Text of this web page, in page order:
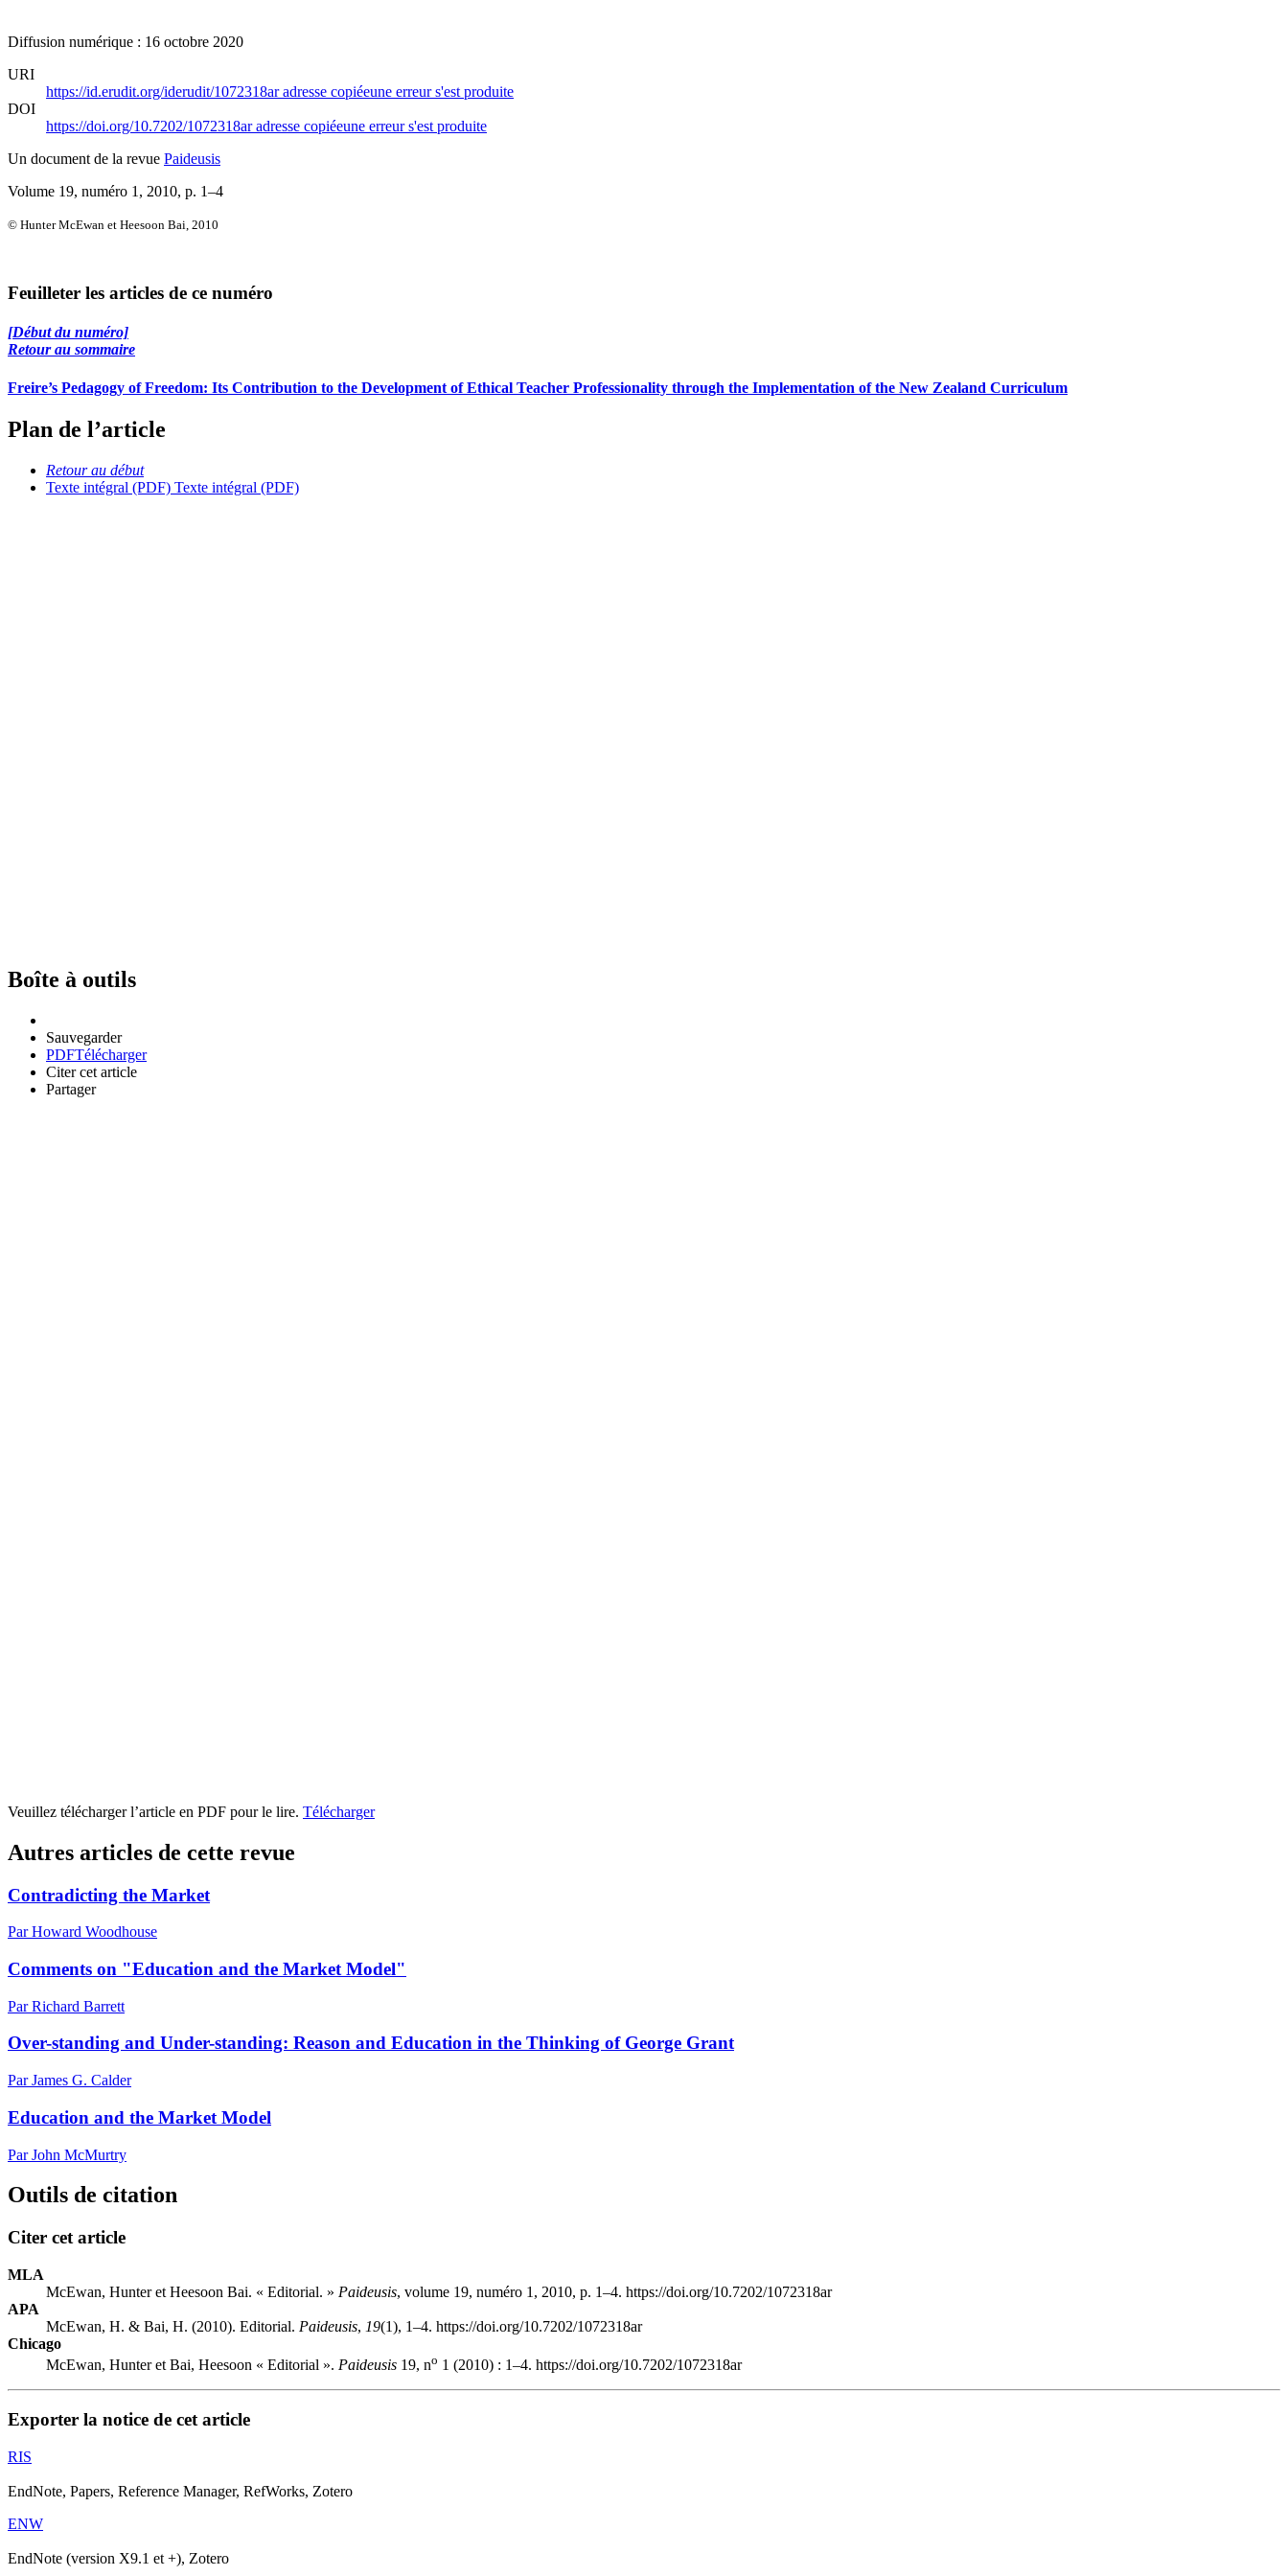
Diffusion numérique : 16 octobre 2020
URI
https://id.erudit.org/iderudit/1072318aradresse copiéeune erreur s'est produite
DOI
https://doi.org/10.7202/1072318aradresse copiéeune erreur s'est produite
Un document de la revue Paideusis
Volume 19, numéro 1, 2010, p. 1–4
© Hunter McEwan et Heesoon Bai, 2010
Feuilleter les articles de ce numéro
[Début du numéro]
Retour au sommaire
Freire’s Pedagogy of Freedom: Its Contribution to the Development of Ethical Teacher Professionality through the Implementation of the New Zealand Curriculum
Plan de l’article
Retour au début
Texte intégral (PDF) Texte intégral (PDF)
Boîte à outils
Sauvegarder
PDFTélécharger
Citer cet article
Partager
Veuillez télécharger l’article en PDF pour le lire. Télécharger
Autres articles de cette revue
Contradicting the Market
Par Howard Woodhouse
Comments on "Education and the Market Model"
Par Richard Barrett
Over-standing and Under-standing: Reason and Education in the Thinking of George Grant
Par James G. Calder
Education and the Market Model
Par John McMurtry
Outils de citation
Citer cet article
MLA
McEwan, Hunter et Heesoon Bai. « Editorial. » Paideusis, volume 19, numéro 1, 2010, p. 1–4. https://doi.org/10.7202/1072318ar
APA
McEwan, H. & Bai, H. (2010). Editorial. Paideusis, 19(1), 1–4. https://doi.org/10.7202/1072318ar
Chicago
McEwan, Hunter et Bai, Heesoon « Editorial ». Paideusis 19, no 1 (2010) : 1–4. https://doi.org/10.7202/1072318ar
Exporter la notice de cet article
RIS
EndNote, Papers, Reference Manager, RefWorks, Zotero
ENW
EndNote (version X9.1 et +), Zotero